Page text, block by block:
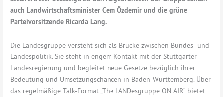
auch Landwirtschaftsminister Cem Özdemir und die grüne
Parteivorsitzende Ricarda Lang.
Die Landesgruppe versteht sich als Brücke zwischen Bundes- und
Landespolitik. Sie steht in engem Kontakt mit der Stuttgarter
Landesregierung und begleitet neue Gesetze bezüglich ihrer
Bedeutung und Umsetzungschancen in Baden-Württemberg. Über
das regelmäßige Talk-Format „The LÄNDesgruppe ON AIR“ bietet